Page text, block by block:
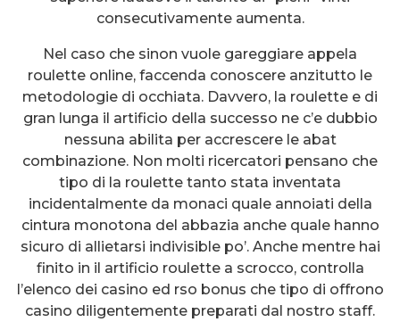
consecutivamente aumenta.
Nel caso che sinon vuole gareggiare appela
roulette online, faccenda conoscere anzitutto le
metodologie di occhiata. Davvero, la roulette e di
gran lunga il artificio della successo ne c’e dubbio
nessuna abilita per accrescere le abat
combinazione. Non molti ricercatori pensano che
tipo di la roulette tanto stata inventata
incidentalmente da monaci quale annoiati della
cintura monotona del abbazia anche quale hanno
sicuro di allietarsi indivisible po’. Anche mentre hai
finito in il artificio roulette a scrocco, controlla
l’elenco dei casino ed rso bonus che tipo di offrono
casino diligentemente preparati dal nostro staff.